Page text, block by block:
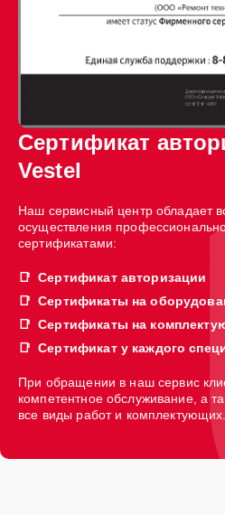
Сертификат
Vestel
Наш сервисный центр обладает
осуществления
сертификатами:
Сертификат авторизации
Сертификаты на
Сертификаты на
Сертификат у каждого
При обращении в наш сервис
компетентное обслуживание, а
все виды работ и комплектующих.